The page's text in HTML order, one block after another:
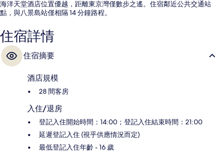
海洋天堂酒店位置優越，距離東京灣僅數步之遙。住宿鄰近公共交通站
點，與八景島站僅相隔 14 分鐘路程。
住宿詳情
住宿摘要
酒店規模
28 間客房
入住/退房
登記入住開始時間：14:00；登記入住結束時間：21:00
延遲登記入住 (視乎供應情況而定)
最低登記入住年齡 - 16 歲